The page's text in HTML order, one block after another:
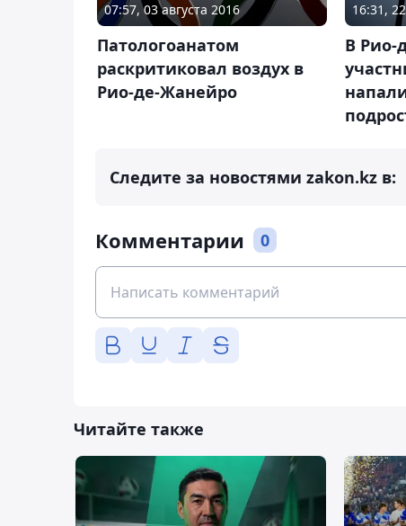
07:57, 03 августа 2016
Патологоанатом
раскритиковал воздух в
Рио-де-Жанейро
16:31,
В Рио-
Следите за новостями zakon.kz в:
Комментарии 0
Читайте также